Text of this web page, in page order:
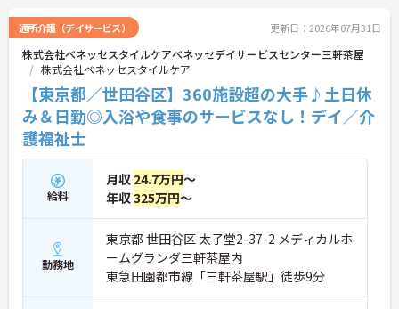
入浴や食事の介助業務はありません。土日と年末年
始が定休日のため予定が立てやすいほか、前期・後
期の特別休暇なども整備されています。大手ならで
はの安定した教育・福利厚生のもと、専門職として
さらなるキャリアアップを実現できる環境です。
★おすすめPOINT★
【介護福祉士へのステップアップを応援する資格取
得支援が充実しています】
・働きながら介護福祉士などの上位資格取得を目指
せる支援制度があり、専門職としてのキャリアアッ
プを後押しします
・入社後の研修はもちろん、配属後も先輩社員とダ
ブルシフトを組んで実務を習得できるため、安心し
て業務に入れます
【独自の専門資格制度により、頑張りが確かなお給
料アップに直結します】
通所介護（デイサービス） 更新日：2026年07月31日
株式会社ベネッセスタイルケアベネッセデイサービスセンター三軒茶屋
株式会社ベネッセスタイルケア
【東京都／世田谷区】360施設超の大手♪土日休
み＆日勤◎入浴や食事のサービスなし！デイ／介
護福祉士
給料
月収 24.7万円～
年収325万円～
勤務地
東京都 世田谷区 太子堂2-37-2 メディカルホ
ームグランダ三軒茶屋内
東急田園都市線「三軒茶屋駅」徒歩9分